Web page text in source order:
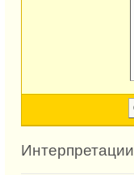
Интерпретации